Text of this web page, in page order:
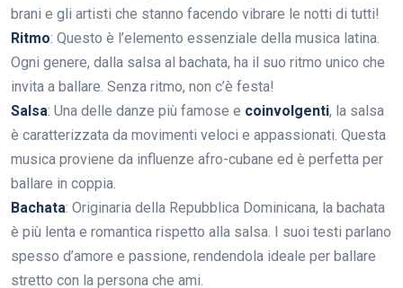
brani e gli artisti che stanno facendo vibrare le notti di tutti!
Ritmo: Questo è l’elemento essenziale della musica latina.
Ogni genere, dalla salsa al bachata, ha il suo ritmo unico che
invita a ballare. Senza ritmo, non c’è festa!
Salsa: Una delle danze più famose e coinvolgenti, la salsa
è caratterizzata da movimenti veloci e appassionati. Questa
musica proviene da influenze afro-cubane ed è perfetta per
ballare in coppia.
Bachata: Originaria della Repubblica Dominicana, la bachata
è più lenta e romantica rispetto alla salsa. I suoi testi parlano
spesso d’amore e passione, rendendola ideale per ballare
stretto con la persona che ami.